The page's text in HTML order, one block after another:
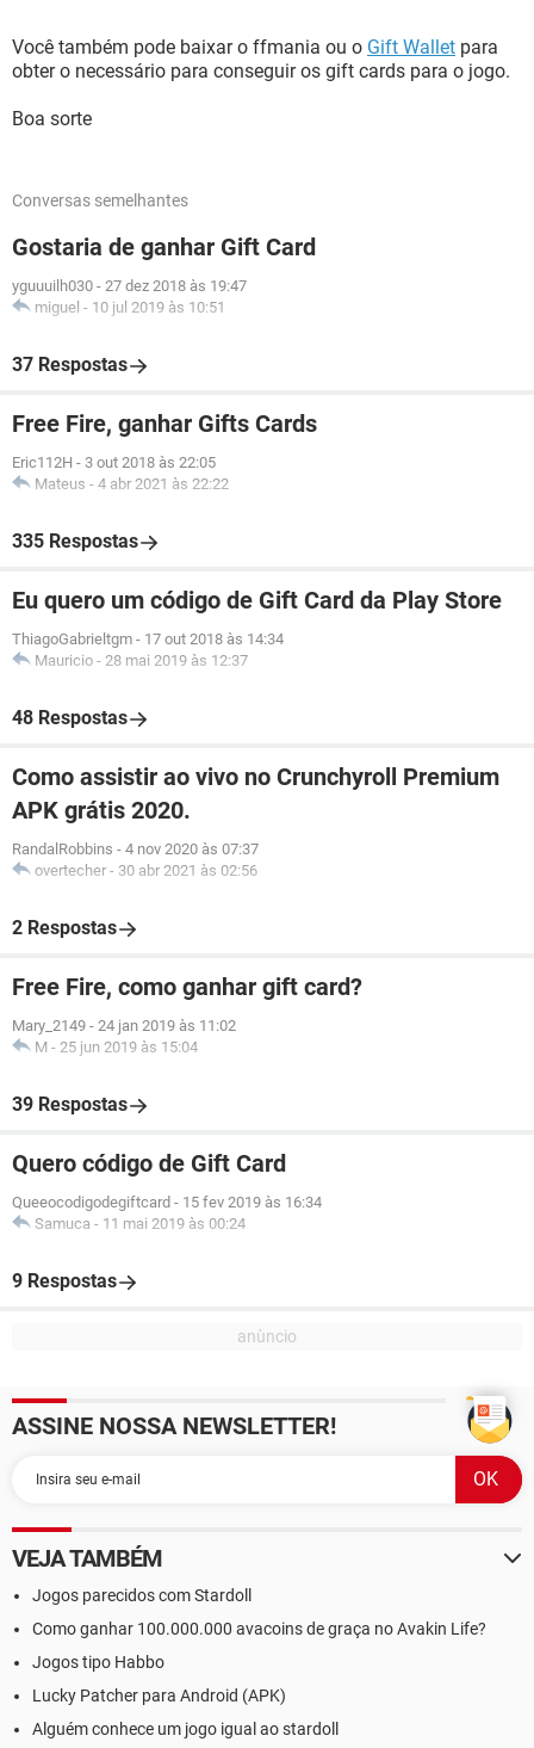
Você também pode baixar o ffmania ou o Gift Wallet para
obter o necessário para conseguir os gift cards para o jogo.
Boa sorte
Conversas semelhantes
Gostaria de ganhar Gift Card
yguuuilh030 - 27 dez 2018 às 19:47
miguel - 10 jul 2019 às 10:51
37 Respostas
Free Fire, ganhar Gifts Cards
Eric112H - 3 out 2018 às 22:05
Mateus - 4 abr 2021 às 22:22
335 Respostas
Eu quero um código de Gift Card da Play Store
ThiagoGabrieltgm - 17 out 2018 às 14:34
Mauricio - 28 mai 2019 às 12:37
48 Respostas
Como assistir ao vivo no Crunchyroll Premium
APK grátis 2020.
RandalRobbins - 4 nov 2020 às 07:37
overtecher - 30 abr 2021 às 02:56
2 Respostas
Free Fire, como ganhar gift card?
Mary_2149 - 24 jan 2019 às 11:02
M - 25 jun 2019 às 15:04
39 Respostas
Quero código de Gift Card
Queeocodigodegiftcard - 15 fev 2019 às 16:34
Samuca - 11 mai 2019 às 00:24
9 Respostas
ASSINE NOSSA NEWSLETTER!
VEJA TAMBÉM
Jogos parecidos com Stardoll
Como ganhar 100.000.000 avacoins de graça no Avakin Life?
Jogos tipo Habbo
Lucky Patcher para Android (APK)
Alguém conhece um jogo igual ao stardoll